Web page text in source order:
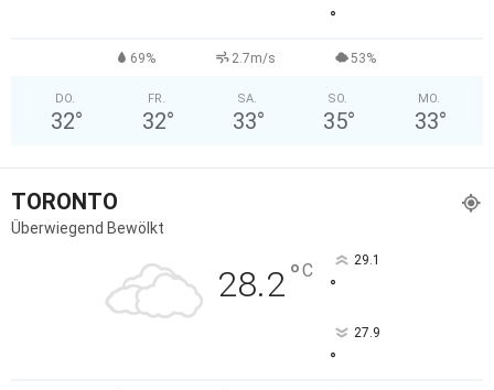
°
69% 2.7m/s 53%
DO.
32°
FR.
32°
SA.
33°
SO.
35°
MO.
33°
TORONTO
Überwiegend Bewölkt
28.2°C 29.1
°
27.9
°